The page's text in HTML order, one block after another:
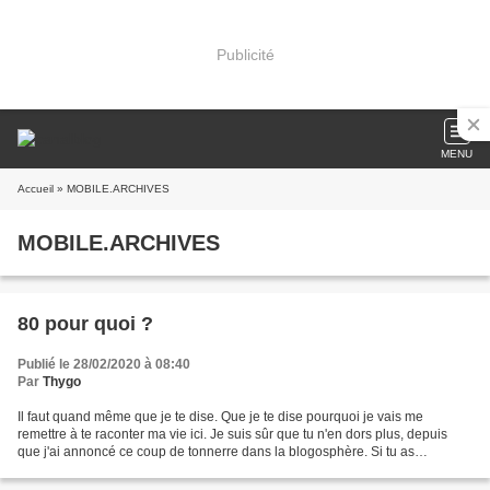
Publicité
MENU
Accueil » MOBILE.ARCHIVES
MOBILE.ARCHIVES
80 pour quoi ?
Publié le 28/02/2020 à 08:40
Par Thygo
Il faut quand même que je te dise. Que je te dise pourquoi je vais me
remettre à te raconter ma vie ici. Je suis sûr que tu n'en dors plus, depuis
que j'ai annoncé ce coup de tonnerre dans la blogosphère. Si tu as